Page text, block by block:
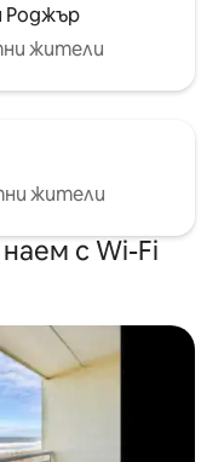
Роджър
жители
жители
с Wi-Fi